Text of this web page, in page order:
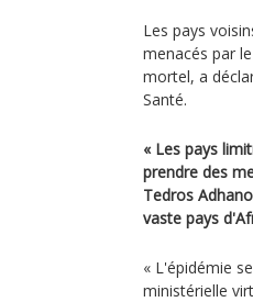
Les pays
menacés par
mortel, a
Santé.
« Les pays
prendre des
Tedros
vaste pays
« L'épidémie
ministérielle